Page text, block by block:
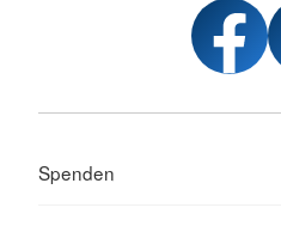
Spenden